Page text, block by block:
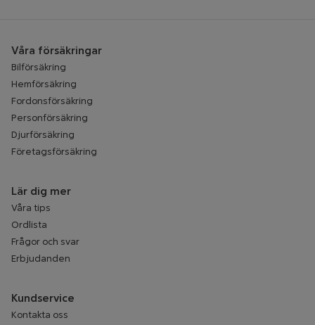
Våra försäkringar
Bilförsäkring
Hemförsäkring
Fordonsförsäkring
Personförsäkring
Djurförsäkring
Företagsförsäkring
Lär dig mer
Våra tips
Ordlista
Frågor och svar
Erbjudanden
Kundservice
Kontakta oss